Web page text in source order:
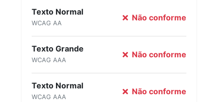
Texto Normal
WCAG AA
Não conforme
Texto Grande
WCAG AAA
Não conforme
Texto Normal
WCAG AAA
Não conforme